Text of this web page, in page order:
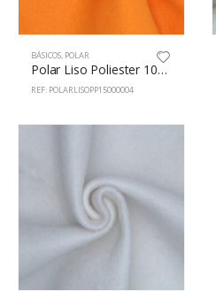
BÁSICOS, POLAR
Polar Liso Poliester 100% 150cm c/Naranja
REF: POLARLISOPP15000004